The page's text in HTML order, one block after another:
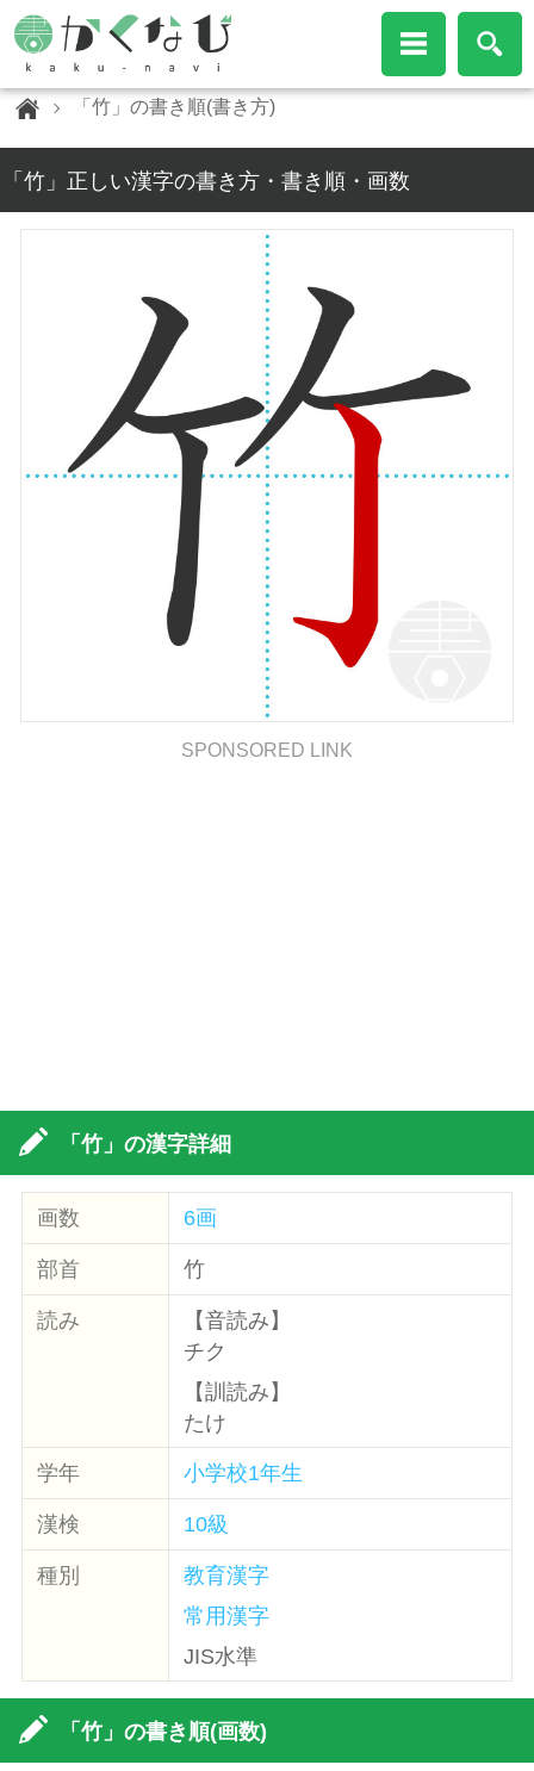
「竹」の書き順(書き方)
「竹」正しい漢字の書き方・書き順・画数
SPONSORED LINK
「竹」の漢字詳細
画数 6画
部首 竹
読み
【音読み】
チク
【訓読み】
たけ
学年 小学校1年生
漢検 10級
種別
教育漢字
常用漢字
JIS水準
「竹」の書き順(画数)